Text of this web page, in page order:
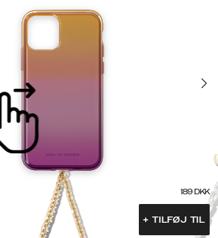
189 DKK
+ TILFØJ TIL